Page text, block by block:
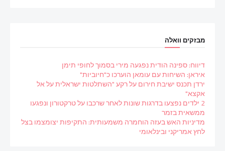
מבזקים וואלה
דיווח: ספינה הודית נפגעה מירי בסמוך לחופי תימן
איראן: השיחות עם עומאן הוערכו כ"חיוביות"
ירדן תכנס ישיבת חירום על רקע "השתלטות ישראלית על אל
אקצא"
2 ילדים נפצעו בדרגות שונות לאחר שרכבו על טרקטורון ונפגעו
ממשאית בזמר
מדיניות האש בעזה הוחמרה משמעותית: התקיפות יצומצמו בצל
לחץ אמריקני ובינלאומי